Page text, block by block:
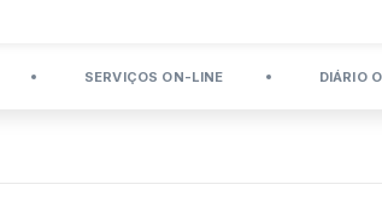
SERVIÇOS ON-LINE DIÁRIO